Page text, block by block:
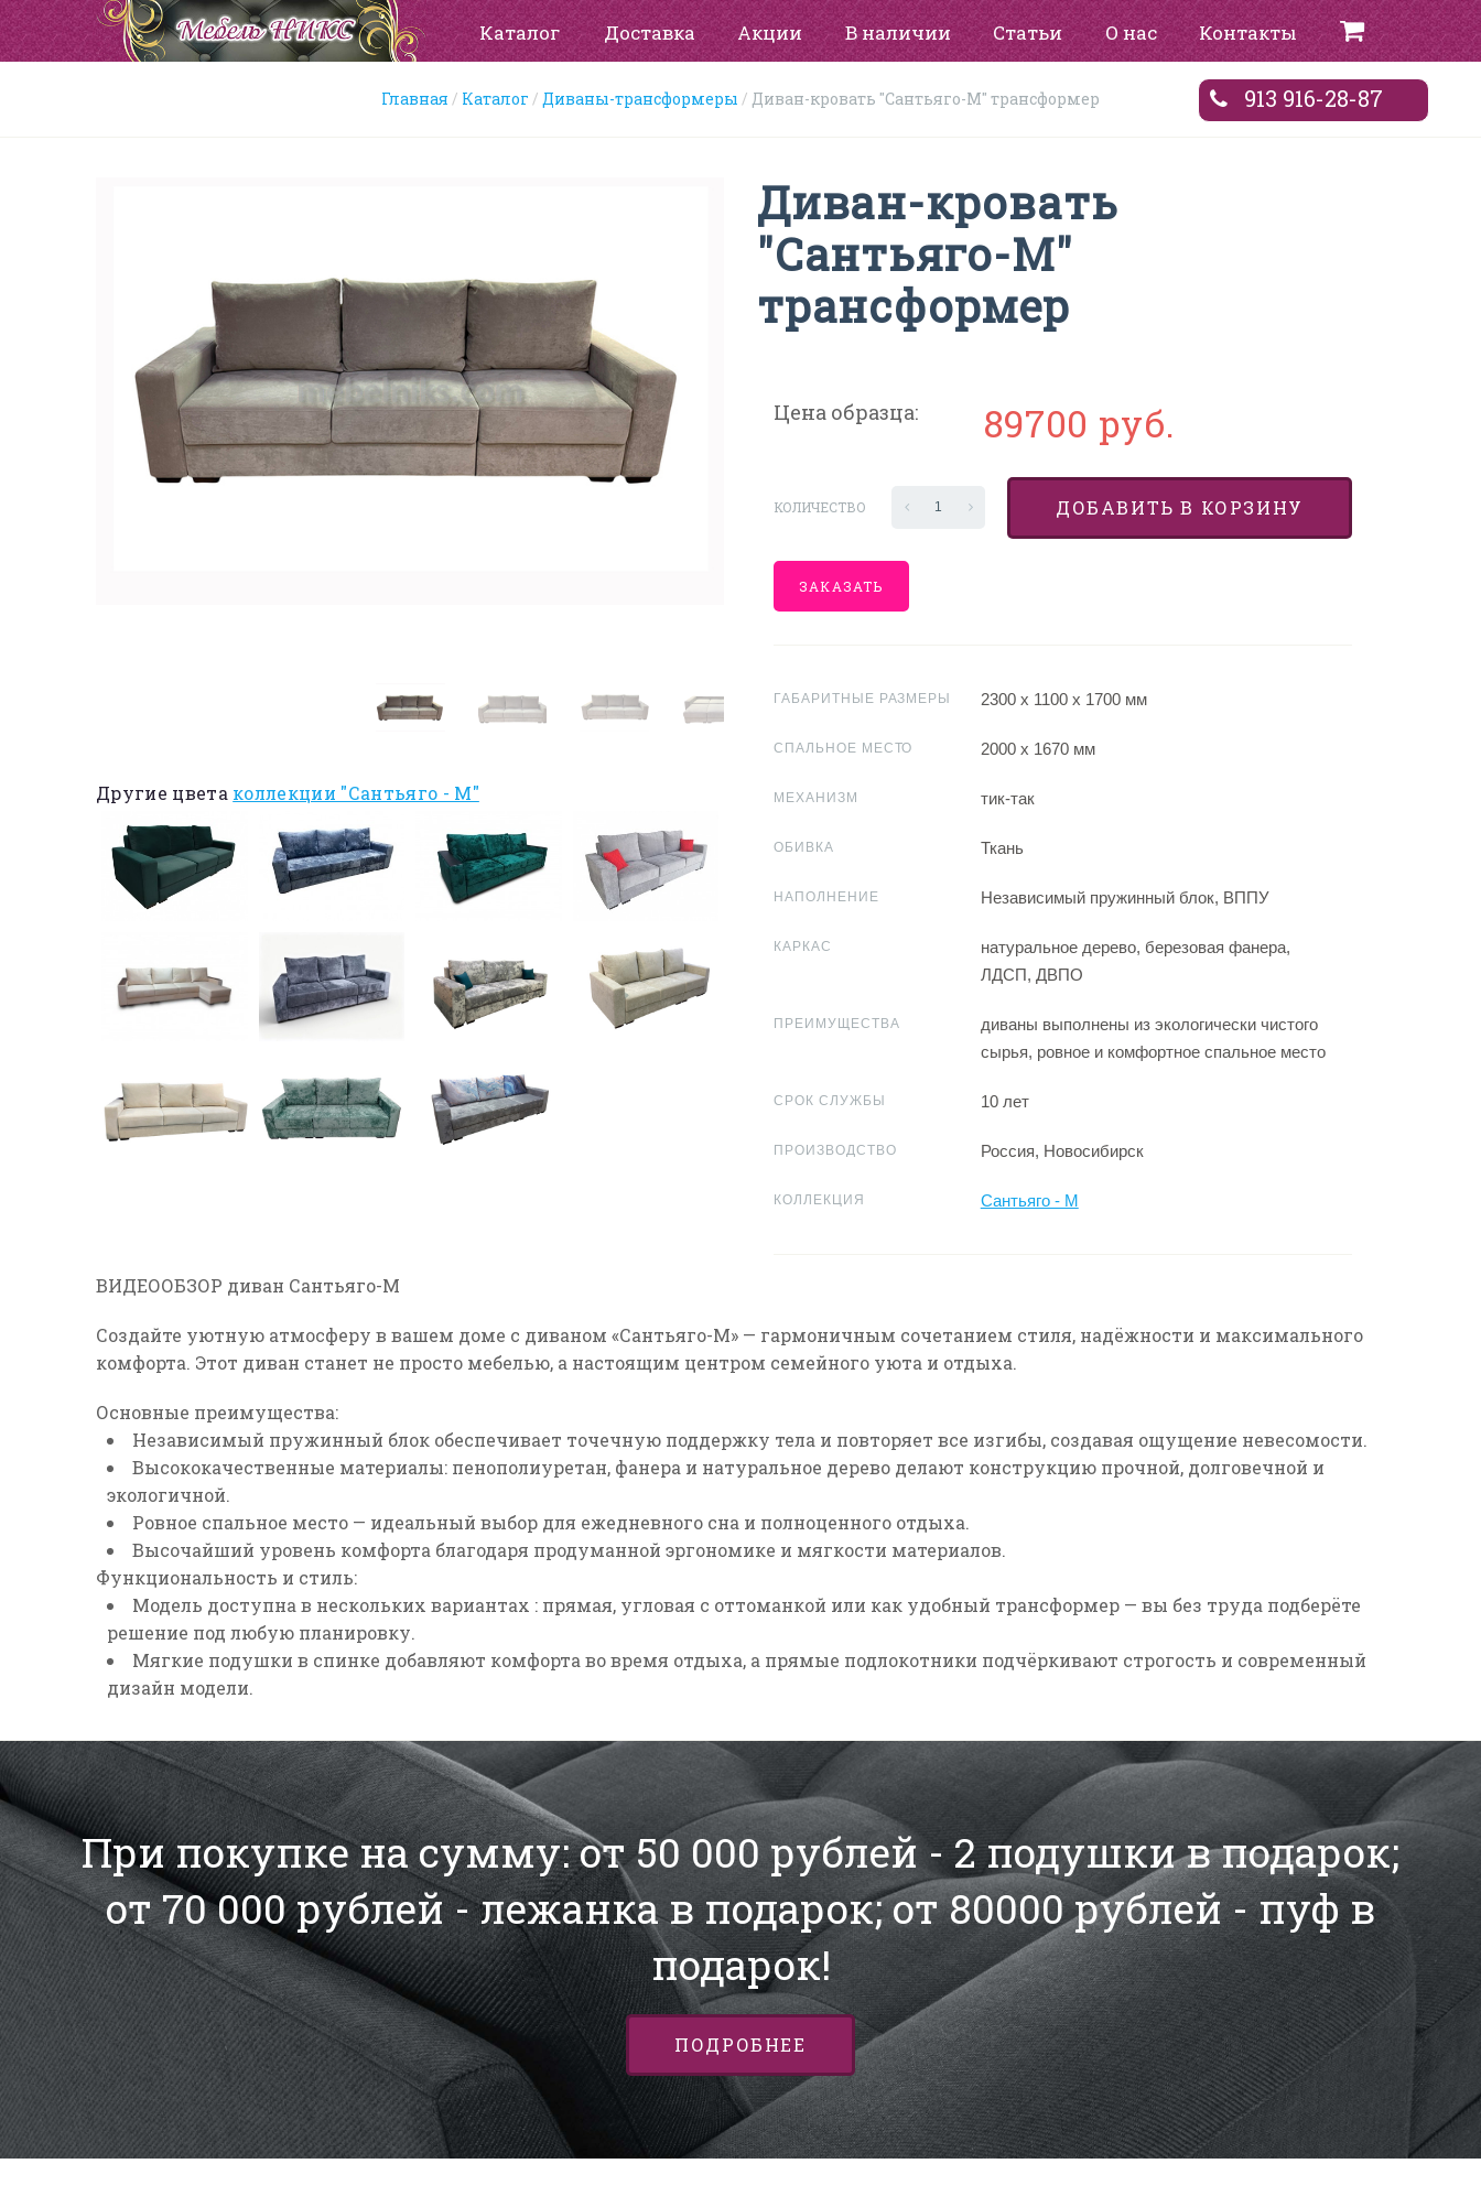
Каталог Доставка Акции В наличии Статьи О нас Контакты
913 916-28-87
Главная Каталог Диваны-трансформеры Диван-кровать "Сантьяго-М" трансформер
Другие цвета коллекции "Сантьяго - М"
Диван-кровать
"Сантьяго-М"
трансформер
Цена образца: 89700 руб.
КОЛИЧЕСТВО 1 ДОБАВИТЬ В КОРЗИНУ
ЗАКАЗАТЬ
ГАБАРИТНЫЕ РАЗМЕРЫ 2300 х 1100 х 1700 мм
СПАЛЬНОЕ МЕСТО 2000 х 1670 мм
МЕХАНИЗМ тик-так
ОБИВКА Ткань
НАПОЛНЕНИЕ Независимый пружинный блок, ВППУ
КАРКАС
натуральное дерево, березовая фанера,
ЛДСП, ДВПО
ПРЕИМУЩЕСТВА
диваны выполнены из экологически чистого
сырья, ровное и комфортное спальное место
СРОК СЛУЖБЫ 10 лет
ПРОИЗВОДСТВО Россия, Новосибирск
КОЛЛЕКЦИЯ Сантьяго - М
ВИДЕООБЗОР диван Сантьяго-М
Создайте уютную атмосферу в вашем доме с диваном «Сантьяго-М» — гармоничным сочетанием стиля, надёжности и максимального
комфорта. Этот диван станет не просто мебелью, а настоящим центром семейного уюта и отдыха.
Основные преимущества:
Независимый пружинный блок обеспечивает точечную поддержку тела и повторяет все изгибы, создавая ощущение невесомости.
Высококачественные материалы: пенополиуретан, фанера и натуральное дерево делают конструкцию прочной, долговечной и
экологичной.
Ровное спальное место — идеальный выбор для ежедневного сна и полноценного отдыха.
Высочайший уровень комфорта благодаря продуманной эргономике и мягкости материалов.
Функциональность и стиль:
Модель доступна в нескольких вариантах : прямая, угловая с оттоманкой или как удобный трансформер — вы без труда подберёте
решение под любую планировку.
Мягкие подушки в спинке добавляют комфорта во время отдыха, а прямые подлокотники подчёркивают строгость и современный
дизайн модели.
При покупке на сумму: от 50 000 рублей - 2 подушки в подарок;
от 70 000 рублей - лежанка в подарок; от 80000 рублей - пуф в
подарок!
ПОДРОБНЕЕ